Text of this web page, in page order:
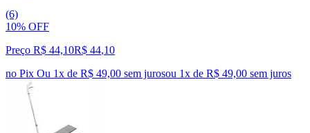
(6)
10% OFF
Preço R$ 44,10R$ 44,10
no Pix Ou 1x de R$ 49,00 sem jurosou 1x de R$ 49,00 sem juros